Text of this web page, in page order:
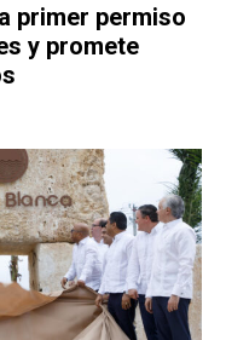
primer permiso
y promete